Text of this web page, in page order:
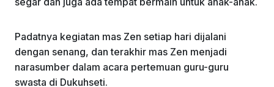
Padatnya kegiatan mas Zen setiap hari dijalani
dengan senang, dan terakhir mas Zen menjadi
narasumber dalam acara pertemuan guru-guru
swasta di Dukuhseti.